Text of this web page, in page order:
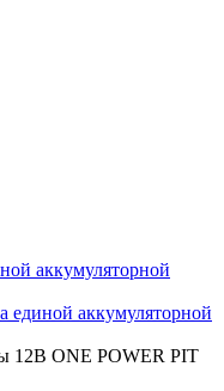
аккумуляторной
единой аккумуляторной
12В ONE POWER PIT